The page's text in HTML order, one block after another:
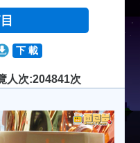
下 載
人次:204841次